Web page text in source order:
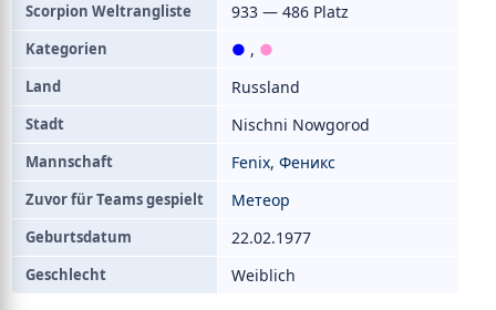
Scorpion Weltrangliste 933 — 486 Platz
Kategorien ● , ●
Land Russland
Stadt Nischni Nowgorod
Mannschaft Fenix, Феникс
Zuvor für Teams gespielt Метеор
Geburtsdatum 22.02.1977
Geschlecht Weiblich